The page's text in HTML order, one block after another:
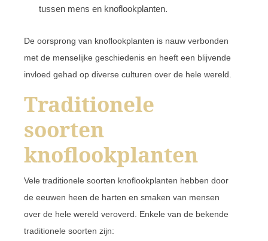
tussen mens en knoflookplanten.
De oorsprong van knoflookplanten is nauw verbonden
met de menselijke geschiedenis en heeft een blijvende
invloed gehad op diverse culturen over de hele wereld.
Traditionele
soorten
knoflookplanten
Vele traditionele soorten knoflookplanten hebben door
de eeuwen heen de harten en smaken van mensen
over de hele wereld veroverd. Enkele van de bekende
traditionele soorten zijn: